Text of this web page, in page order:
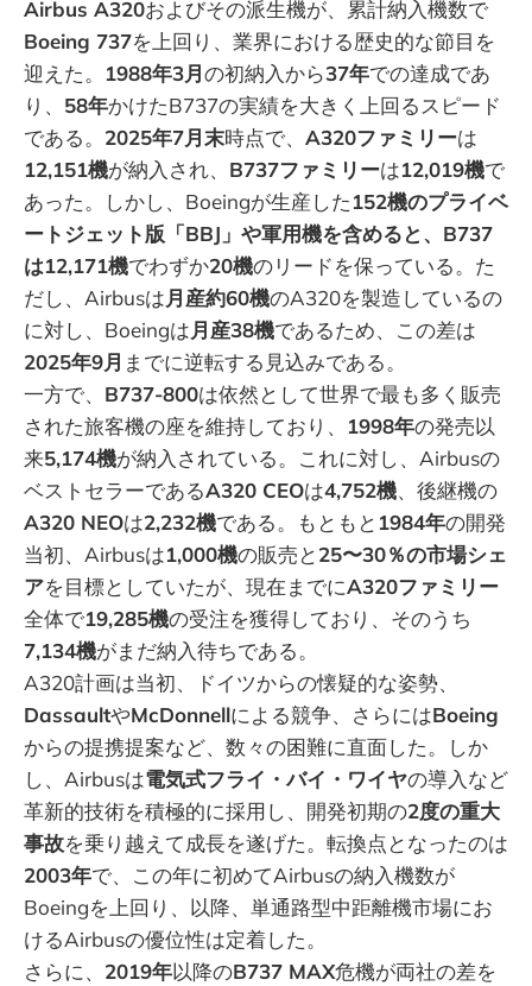
Airbus A320およびその派生機が、累計納入機数で
Boeing 737を上回り、業界における歴史的な節目を
迎えた。 1988年3月の初納入から37年での達成であ
り、 58年かけたB737の実績を大きく上回るスピード
である。 2025年7月末時点で、 A320ファミリーは
12,151機が納入され、 B737ファミリーは12,019機で
あった。しかし、Boeingが生産した152機のプライベ
ートジェット版「BBJ」や軍用機を含めると、B737
は12,171機でわずか20機のリードを保っている。た
だし、Airbusは月産約60機のA320を製造しているの
に対し、Boeingは月産38機であるため、この差は
2025年9月 までに逆転する見込みである。
一方で、 B737-800は依然として世界で最も多く販売
された旅客機の座を維持しており、 1998年の発売以
来5,174機が納入されている。これに対し、Airbusの
ベストセラーであるA320 CEOは4,752機、後継機の
A320 NEOは2,232機である。もともと 1984年の開発
当初、Airbusは1,000機の販売と25〜30％の市場シェ
アを目標としていたが、現在までにA320ファミリー
全体で19,285機の受注を獲得しており、そのうち
7,134機がまだ納入待ちである。
A320計画は当初、ドイツからの懐疑的な姿勢、
DassaultやMcDonnellによる競争、さらにはBoeing
からの提携提案など、数々の困難に直面した。しか
し、Airbusは電気式フライ・バイ・ワイヤの導入など
革新的技術を積極的に採用し、開発初期の2度の重大
事故を乗り越えて成長を遂げた。転換点となったのは
2003年で、この年に初めてAirbusの納入機数が
Boeingを上回り、以降、単通路型中距離機市場にお
けるAirbusの優位性は定着した。
さらに、 2019年以降のB737 MAX危機が両社の差を